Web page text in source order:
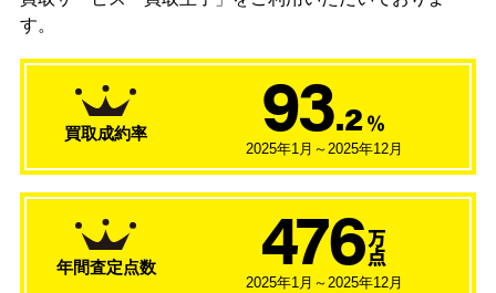
す。
買取成約率 93.2 ％
2025年1月～2025年12月
年間査定点数 476 万
点
2025年1月～2025年12月